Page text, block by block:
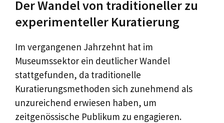
Der Wandel von traditioneller zu
experimenteller Kuratierung
Im vergangenen Jahrzehnt hat im
Museumssektor ein deutlicher Wandel
stattgefunden, da traditionelle
Kuratierungsmethoden sich zunehmend als
unzureichend erwiesen haben, um
zeitgenössische Publikum zu engagieren.